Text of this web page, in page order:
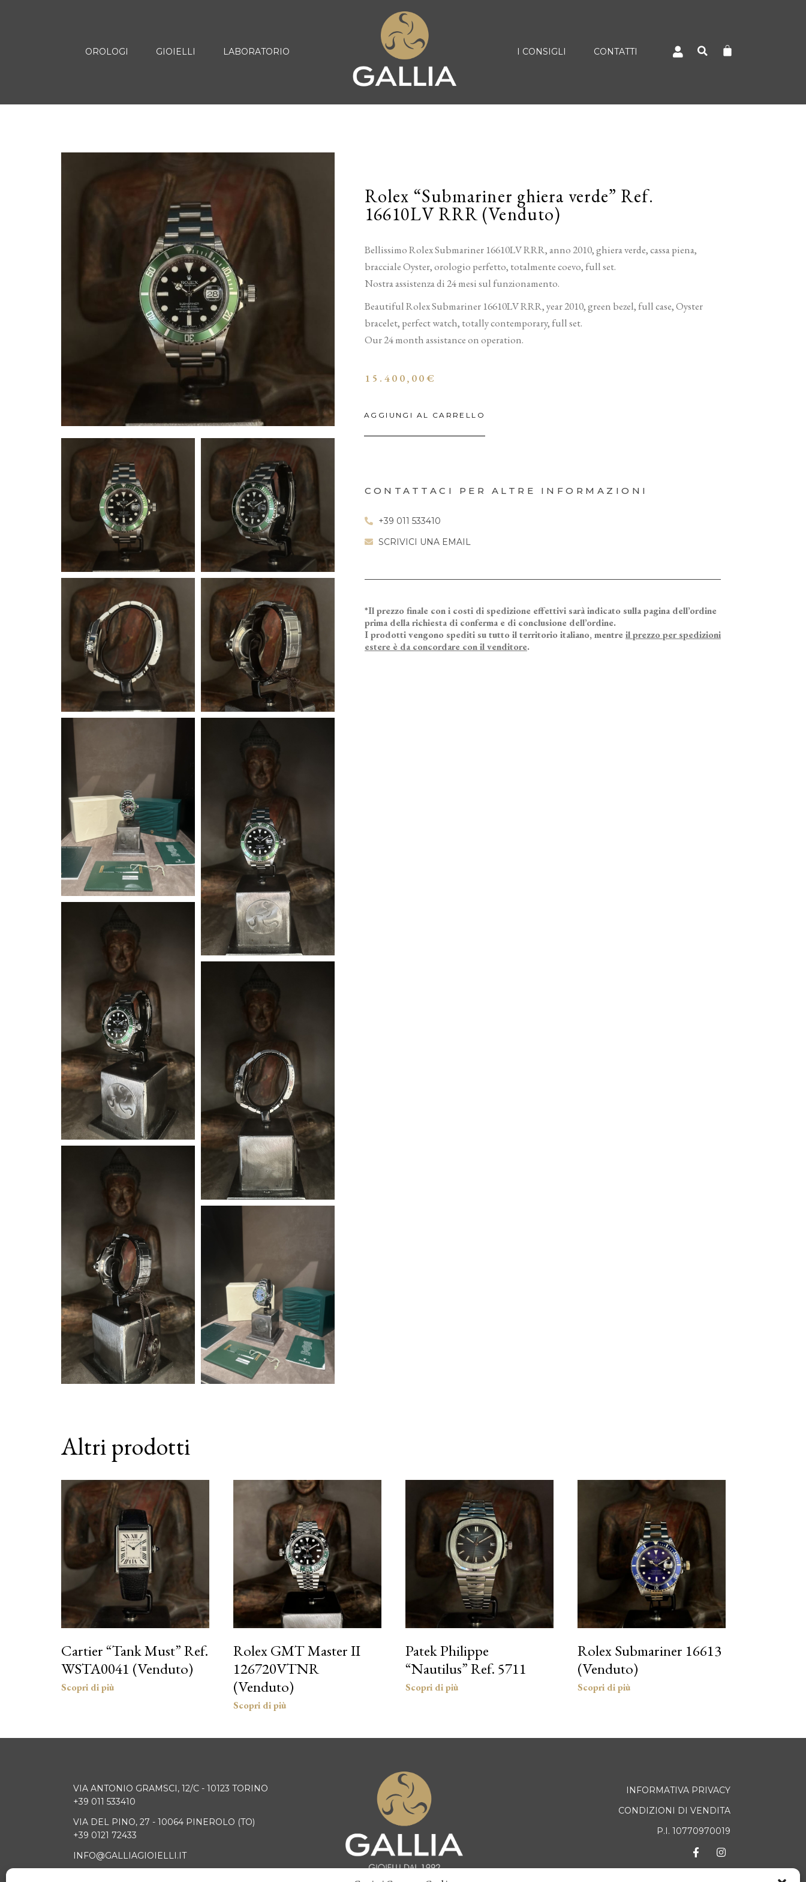
OROLOGI GIOIELLI LABORATORIO I CONSIGLI CONTATTI
Rolex “Submariner ghiera verde” Ref.
16610LV RRR (Venduto)
Bellissimo Rolex Submariner 16610LV RRR, anno 2010, ghiera verde, cassa piena,
bracciale Oyster, orologio perfetto, totalmente coevo, full set.
Nostra assistenza di 24 mesi sul funzionamento.
Beautiful Rolex Submariner 16610LV RRR, year 2010, green bezel, full case, Oyster
bracelet, perfect watch, totally contemporary, full set.
Our 24 month assistance on operation.
15.400,00€
AGGIUNGI AL CARRELLO
CONTATTACI PER ALTRE INFORMAZIONI
+39 011 533410
SCRIVICI UNA EMAIL
*Il prezzo finale con i costi di spedizione effettivi sarà indicato sulla pagina dell’ordine
prima della richiesta di conferma e di conclusione dell’ordine.
I prodotti vengono spediti su tutto il territorio italiano, mentre il prezzo per spedizioni
estere è da concordare con il venditore.
Altri prodotti
Cartier “Tank Must” Ref.
WSTA0041 (Venduto)
Rolex GMT Master II
126720VTNR
(Venduto)
Patek Philippe
“Nautilus” Ref. 5711
Rolex Submariner 16613
(Venduto)
VIA ANTONIO GRAMSCI, 12/C - 10123 TORINO
+39 011 533410
VIA DEL PINO, 27 - 10064 PINEROLO (TO)
+39 0121 72433
INFO@GALLIAGIOIELLI.IT
INFORMATIVA PRIVACY
CONDIZIONI DI VENDITA
P.I. 10770970019